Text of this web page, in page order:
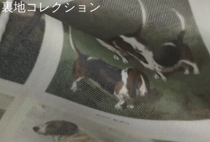
裏地コレクション